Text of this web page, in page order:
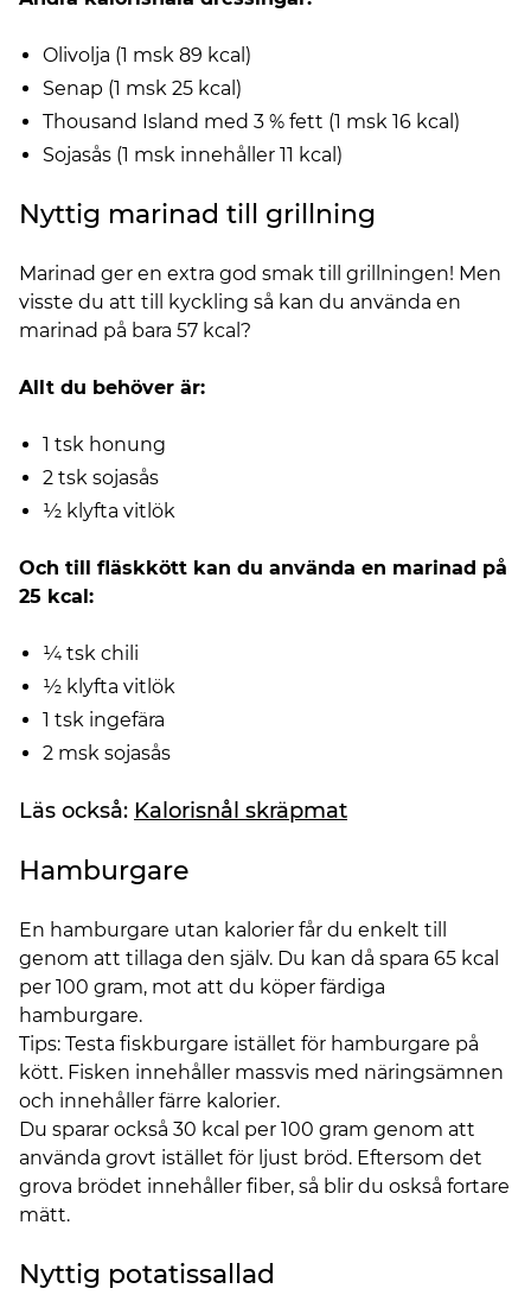
Olivolja (1 msk 89 kcal)
Senap (1 msk 25 kcal)
Thousand Island med 3 % fett (1 msk 16 kcal)
Sojasås (1 msk innehåller 11 kcal)
Nyttig marinad till grillning
Marinad ger en extra god smak till grillningen! Men
visste du att till kyckling så kan du använda en
marinad på bara 57 kcal?
Allt du behöver är:
1 tsk honung
2 tsk sojasås
½ klyfta vitlök
Och till fläskkött kan du använda en marinad på
25 kcal:
¼ tsk chili
½ klyfta vitlök
1 tsk ingefära
2 msk sojasås
Läs också: Kalorisnål skräpmat
Hamburgare
En hamburgare utan kalorier får du enkelt till
genom att tillaga den själv. Du kan då spara 65 kcal
per 100 gram, mot att du köper färdiga
hamburgare.
Tips: Testa fiskburgare istället för hamburgare på
kött. Fisken innehåller massvis med näringsämnen
och innehåller färre kalorier.
Du sparar också 30 kcal per 100 gram genom att
använda grovt istället för ljust bröd. Eftersom det
grova brödet innehåller fiber, så blir du oskså fortare
mätt.
Nyttig potatissallad